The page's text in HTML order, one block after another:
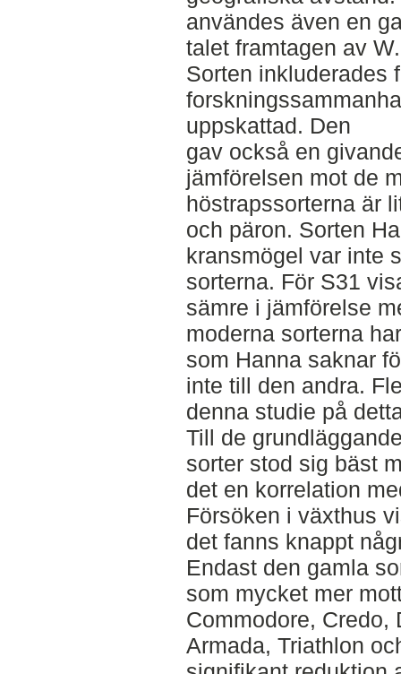
användes även en
talet framtagen av
Sorten inkluderades
uppskattad. Den
gav också en
jämförelsen mot de
höstrapssorterna är
och päron. Sorten
kransmögel var inte
sorterna. För S31
sämre i jämförelse
moderna sorterna
som Hanna saknar
inte till den andra.
denna studie på
Till de
sorter stod sig bäst
det en korrelation
Försöken i växthus
det fanns knappt
Endast den gamla
som mycket mer
Commodore, Credo,
Armada, Triathlon